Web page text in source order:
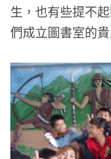
生，也有些提不
們成立圖書室的